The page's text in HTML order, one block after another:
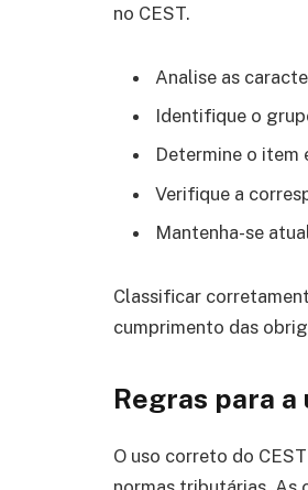
no CEST.
Analise as
Identifique o
Determine o item
Verifique a
Mantenha-se
Classificar
cumprimento das
Regras para a
O uso correto do